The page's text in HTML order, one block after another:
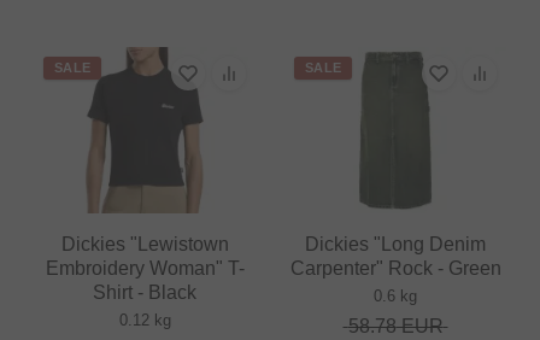
SALE
Dickies "Lewistown
Embroidery Woman" T-
Shirt - Black
0.12 kg
SALE
Dickies "Long Denim
Carpenter" Rock - Green
0.6 kg
58.78EUR